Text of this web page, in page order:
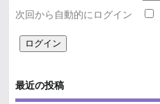
次回から自動的にログイン
最近の投稿